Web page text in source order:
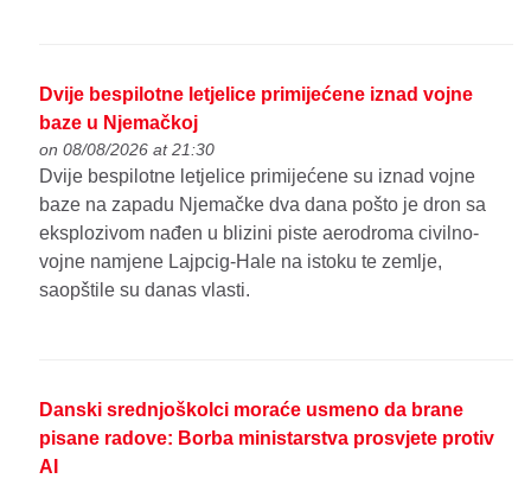
Dvije bespilotne letjelice primijećene iznad vojne
baze u Njemačkoj
on 08/08/2026 at 21:30
Dvije bespilotne letjelice primijećene su iznad vojne
baze na zapadu Njemačke dva dana pošto je dron sa
eksplozivom nađen u blizini piste aerodroma civilno-
vojne namjene Lajpcig-Hale na istoku te zemlje,
saopštile su danas vlasti.
Danski srednjoškolci moraće usmeno da brane
pisane radove: Borba ministarstva prosvjete protiv
AI